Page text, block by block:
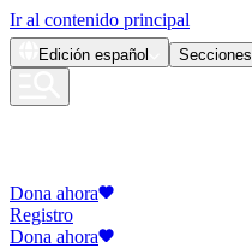
Ir al contenido principal
Edición español Secciones
Dona ahora
Registro
Dona ahora